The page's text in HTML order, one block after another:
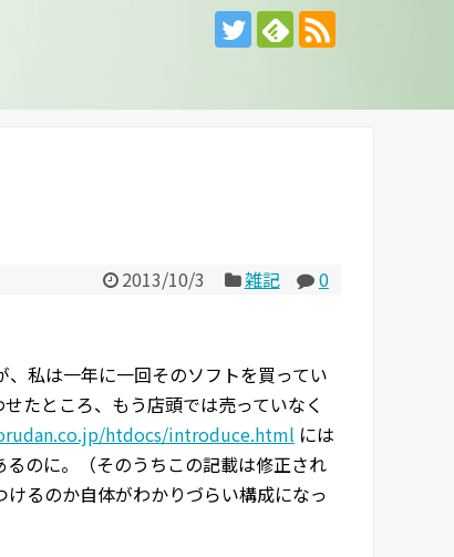
2013/10/3 雑記
0
、私は一年に一回そのソフトを買ってい
たところ、もう店頭では売っていなく
htdocs/introduce.html には
るのに。（そのうちこの記載は修正され
るのか自体がわかりづらい構成になっ